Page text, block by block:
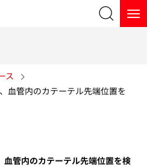
検索
ス
血管内のカテーテル先端位置を
血管内のカテーテル先端位置を検